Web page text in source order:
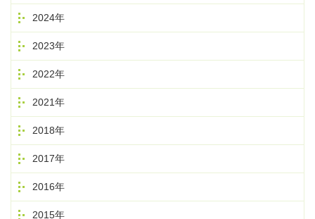
2024年
2023年
2022年
2021年
2018年
2017年
2016年
2015年